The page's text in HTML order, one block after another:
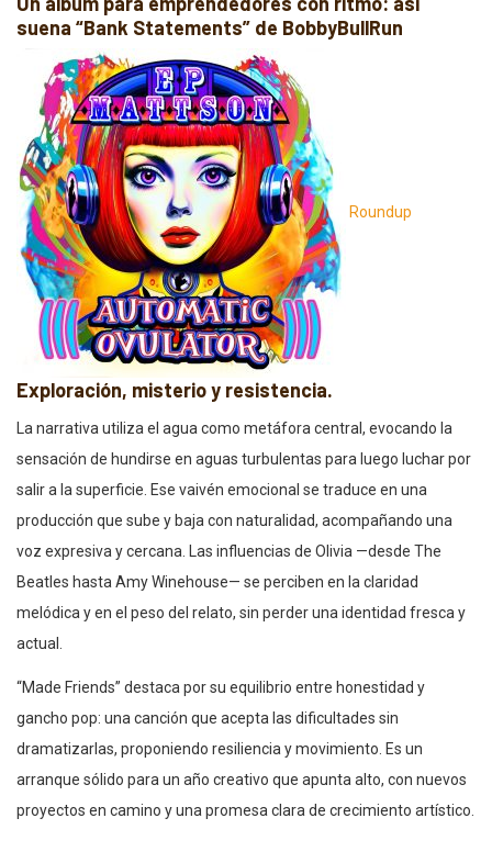
suena “Bank Statements” de BobbyBullRun
Roundup
Exploración, misterio y resistencia.
La narrativa utiliza el agua como metáfora central, evocando la
sensación de hundirse en aguas turbulentas para luego luchar por
salir a la superficie. Ese vaivén emocional se traduce en una
producción que sube y baja con naturalidad, acompañando una
voz expresiva y cercana. Las influencias de Olivia —desde The
Beatles hasta Amy Winehouse— se perciben en la claridad
melódica y en el peso del relato, sin perder una identidad fresca y
actual.
“Made Friends” destaca por su equilibrio entre honestidad y
gancho pop: una canción que acepta las dificultades sin
dramatizarlas, proponiendo resiliencia y movimiento. Es un
arranque sólido para un año creativo que apunta alto, con nuevos
proyectos en camino y una promesa clara de crecimiento artístico.